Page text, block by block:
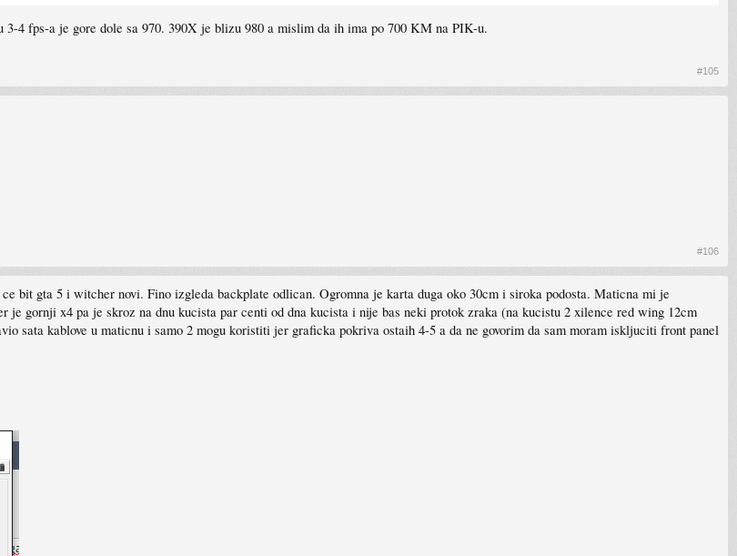
4 fps-a je gore dole sa 970. 390X je blizu 980 a mislim da ih ima po 700 KM na PIK-u.
#105
#106
bit gta 5 i witcher novi. Fino izgleda backplate odlican. Ogromna je karta duga oko 30cm i siroka podosta. Maticna mi je
gornji x4 pa je skroz na dnu kucista par centi od dna kucista i nije bas neki protok zraka (na kucistu 2 xilence red wing 12cm
sata kablove u maticnu i samo 2 mogu koristiti jer graficka pokriva ostaih 4-5 a da ne govorim da sam moram iskljuciti front panel